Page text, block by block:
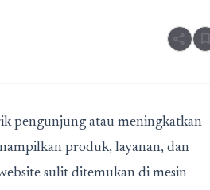
share bookmark
pengunjung atau meningkatkan
produk, layanan, dan
sulit ditemukan di mesin